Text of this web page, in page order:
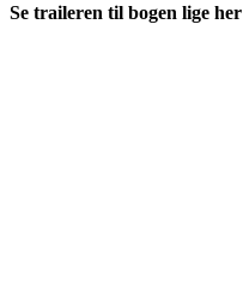
Se traileren til bogen lige her